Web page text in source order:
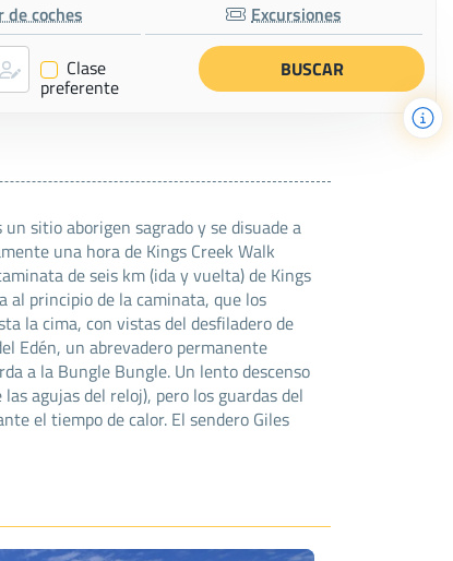
de coches Excursiones
✔ Clase
preferente
sitio aborigen sagrado y se disuade a
una hora de Kings Creek Walk
de seis km (ida y vuelta) de Kings
al principio de la caminata, que los
la cima, con vistas del desfiladero de
Edén, un abrevadero permanente
a la Bungle Bungle. Un lento descenso
agujas del reloj), pero los guardas del
el tiempo de calor. El sendero Giles